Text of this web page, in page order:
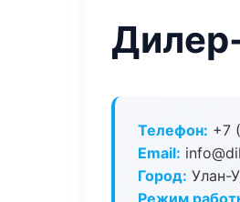
Телефон: +7
Email:
Город: Улан-
Режим